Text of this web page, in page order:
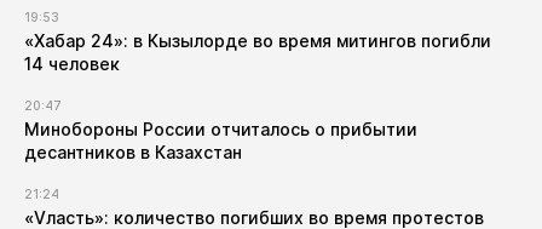
19:53
«Хабар 24»: в Кызылорде во время митингов погибли
14 человек
20:47
Минобороны России отчиталось о прибытии
десантников в Казахстан
21:24
«Vласть»: количество погибших во время протестов